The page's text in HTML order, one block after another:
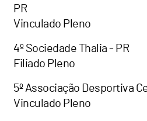
PR
Vinculado Pleno
4º Sociedade Thalia - PR
Filiado Pleno
5º Associação Desportiva
Vinculado Pleno